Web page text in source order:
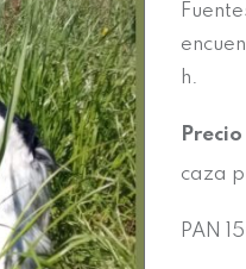
h.
caza
PAN